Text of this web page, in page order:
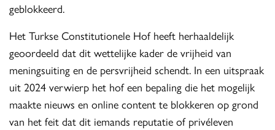
geblokkeerd.
Het Turkse Constitutionele Hof heeft herhaaldelijk
geoordeeld dat dit wettelijke kader de vrijheid van
meningsuiting en de persvrijheid schendt. In een uitspraak
uit 2024 verwierp het hof een bepaling die het mogelijk
maakte nieuws en online content te blokkeren op grond
van het feit dat dit iemands reputatie of privéleven